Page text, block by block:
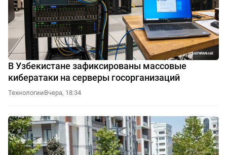
В Узбекистане зафиксированы массовые
кибератаки на серверы госорганизаций
ТехнологииВчера, 18:34